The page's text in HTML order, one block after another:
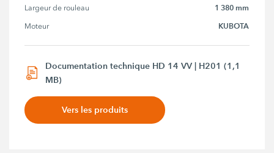
Largeur de rouleau 1 380 mm
Moteur KUBOTA
Documentation technique HD 14 VV | H201 (1,1
MB)
Vers les produits